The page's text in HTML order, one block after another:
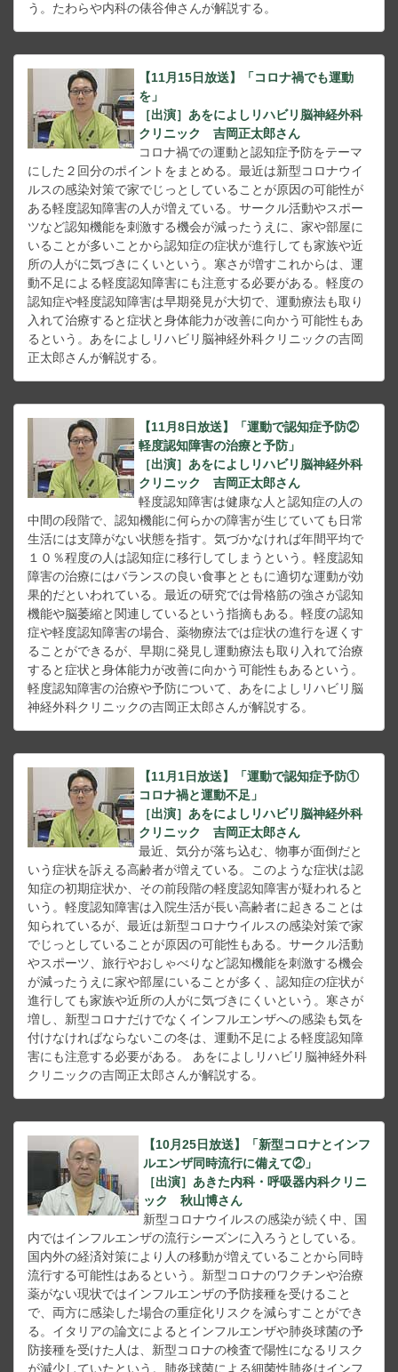
う。たわらや内科の俵谷伸さんが解説する。
【11月15日放送】「コロナ禍でも運動
を」
［出演］あをによしリハビリ脳神経外科
クリニック 吉岡正太郎さん
コロナ禍での運動と認知症予防をテーマ
にした２回分のポイントをまとめる。最近は新型コロナウイ
ルスの感染対策で家でじっとしていることが原因の可能性が
ある軽度認知障害の人が増えている。サークル活動やスポー
ツなど認知機能を刺激する機会が減ったうえに、家や部屋に
いることが多いことから認知症の症状が進行しても家族や近
所の人がに気づきにくいという。寒さが増すこれからは、運
動不足による軽度認知障害にも注意する必要がある。軽度の
認知症や軽度認知障害は早期発見が大切で、運動療法も取り
入れて治療すると症状と身体能力が改善に向かう可能性もあ
るという。あをによしリハビリ脳神経外科クリニックの吉岡
正太郎さんが解説する。
【11月8日放送】「運動で認知症予防②
軽度認知障害の治療と予防」
［出演］あをによしリハビリ脳神経外科
クリニック 吉岡正太郎さん
軽度認知障害は健康な人と認知症の人の
中間の段階で、認知機能に何らかの障害が生じていても日常
生活には支障がない状態を指す。気づかなければ年間平均で
１０％程度の人は認知症に移行してしまうという。軽度認知
障害の治療にはバランスの良い食事とともに適切な運動が効
果的だといわれている。最近の研究では骨格筋の強さが認知
機能や脳萎縮と関連しているという指摘もある。軽度の認知
症や軽度認知障害の場合、薬物療法では症状の進行を遅くす
ることができるが、早期に発見し運動療法も取り入れて治療
すると症状と身体能力が改善に向かう可能性もあるという。
軽度認知障害の治療や予防について、あをによしリハビリ脳
神経外科クリニックの吉岡正太郎さんが解説する。
【11月1日放送】「運動で認知症予防①
コロナ禍と運動不足」
［出演］あをによしリハビリ脳神経外科
クリニック 吉岡正太郎さん
最近、気分が落ち込む、物事が面倒だと
いう症状を訴える高齢者が増えている。このような症状は認
知症の初期症状か、その前段階の軽度認知障害が疑われると
いう。軽度認知障害は入院生活が長い高齢者に起きることは
知られているが、最近は新型コロナウイルスの感染対策で家
でじっとしていることが原因の可能性もある。サークル活動
やスポーツ、旅行やおしゃべりなど認知機能を刺激する機会
が減ったうえに家や部屋にいることが多く、認知症の症状が
進行しても家族や近所の人がに気づきにくいという。寒さが
増し、新型コロナだけでなくインフルエンザへの感染も気を
付けなければならないこの冬は、運動不足による軽度認知障
害にも注意する必要がある。 あをによしリハビリ脳神経外科
クリニックの吉岡正太郎さんが解説する。
【10月25日放送】「新型コロナとインフ
ルエンザ同時流行に備えて②」
［出演］あきた内科・呼吸器内科クリニ
ック 秋山博さん
新型コロナウイルスの感染が続く中、国
内ではインフルエンザの流行シーズンに入ろうとしている。
国内外の経済対策により人の移動が増えていることから同時
流行する可能性はあるという。新型コロナのワクチンや治療
薬がない現状ではインフルエンザの予防接種を受けること
で、両方に感染した場合の重症化リスクを減らすことができ
る。イタリアの論文によるとインフルエンザや肺炎球菌の予
防接種を受けた人は、新型コロナの検査で陽性になるリスク
が減少していたという。肺炎球菌による細菌性肺炎はインフ